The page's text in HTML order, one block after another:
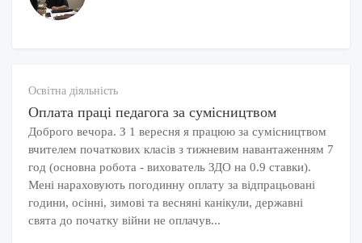
Освітна діяльність
Оплата праці педагога за сумісництвом
Доброго вечора. З 1 вересня я працюю за сумісництвом
вчителем початкових класів з тижневим навантаженням 7
год (основна робота - вихователь ЗДО на 0.9 ставки).
Мені нараховують погодинну оплату за відпрацьовані
години, осінні, зимові та весняні канікули, державні
свята до початку війни не оплачув...